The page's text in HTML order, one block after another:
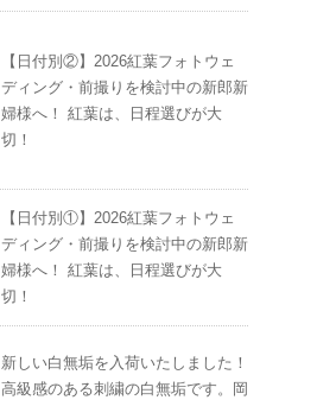
【日付別②】2026紅葉フォトウェ
ディング・前撮りを検討中の新郎新
婦様へ！ 紅葉は、日程選びが大
切！
【日付別①】2026紅葉フォトウェ
ディング・前撮りを検討中の新郎新
婦様へ！ 紅葉は、日程選びが大
切！
新しい白無垢を入荷いたしました！
高級感のある刺繍の白無垢です。岡